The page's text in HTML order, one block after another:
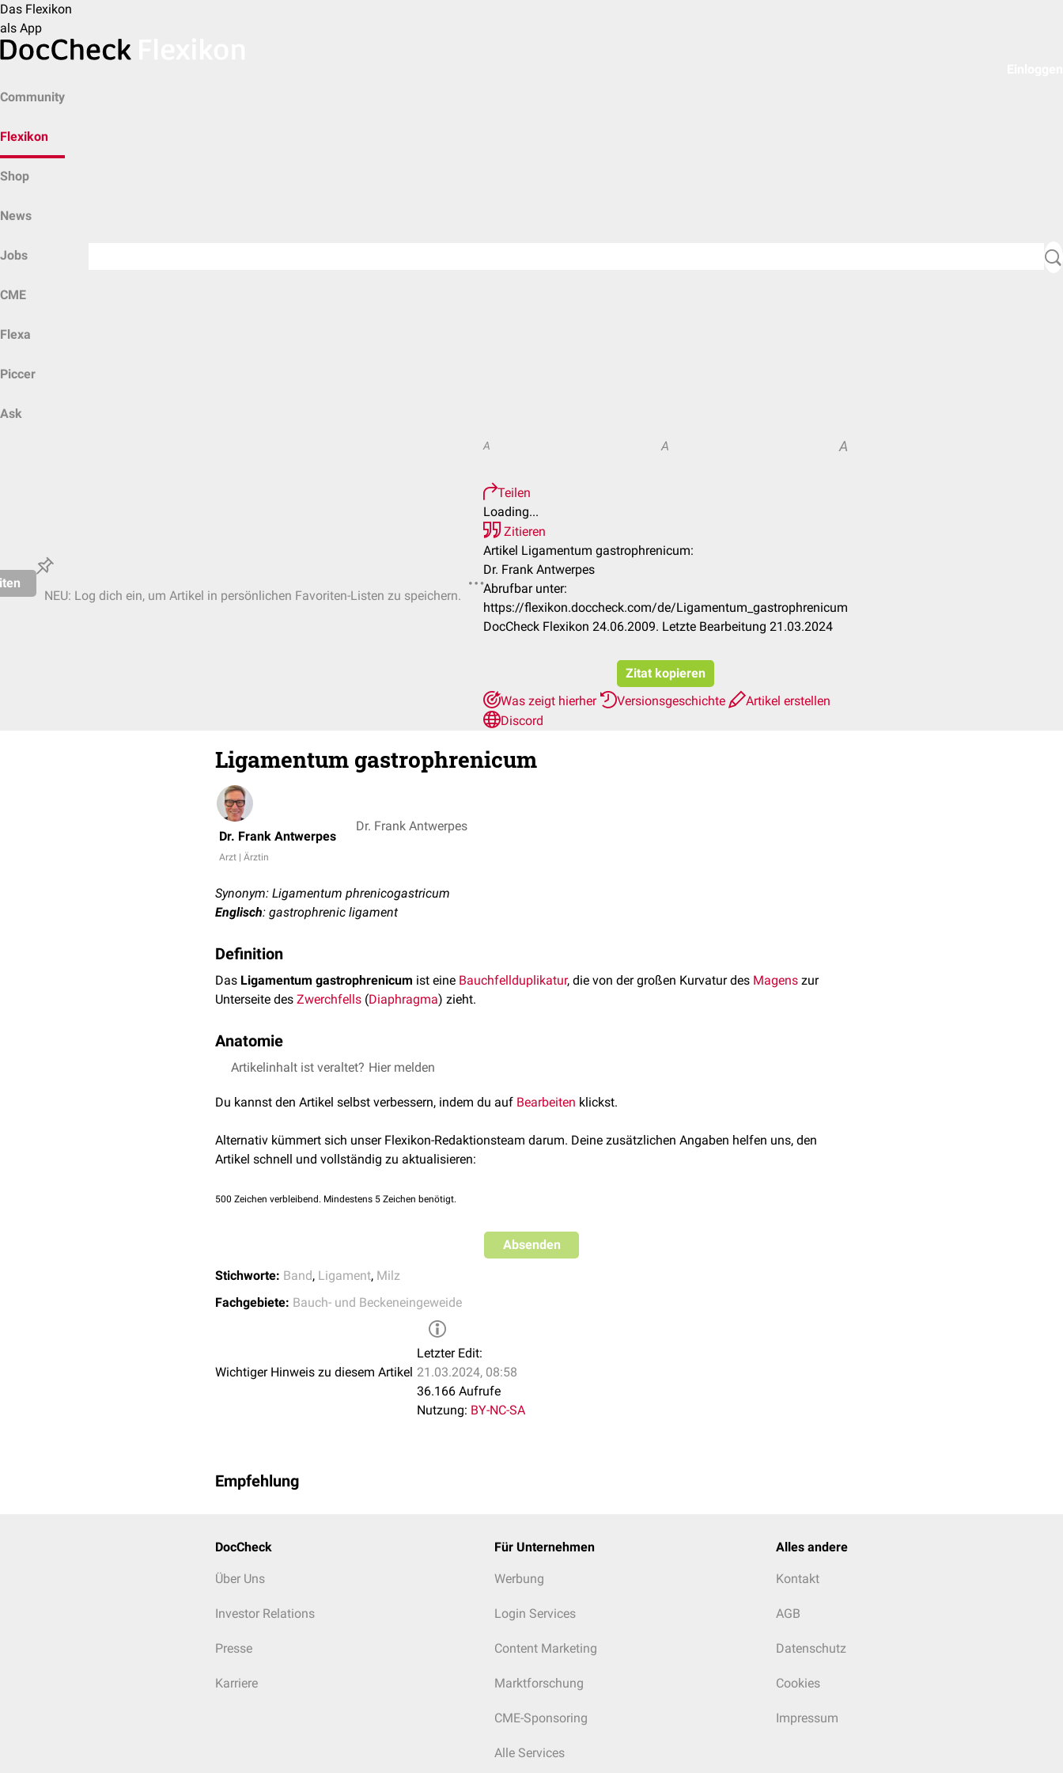
Das Flexikon
als App
Community
Flexikon
Shop
News
Jobs
CME
Flexa
Piccer
Ask
NEU: Log dich ein, um Artikel in persönlichen Favoriten-Listen zu speichern.
A A A
Teilen
Loading...
Zitieren
Artikel Ligamentum gastrophrenicum:
Dr. Frank Antwerpes
Abrufbar unter:
https://flexikon.doccheck.com/de/Ligamentum_gastrophrenicum
DocCheck Flexikon 24.06.2009. Letzte Bearbeitung 21.03.2024
Zitat kopieren
Was zeigt hierher
Versionsgeschichte
Artikel erstellen
Discord
Ligamentum gastrophrenicum
Dr. Frank Antwerpes
Arzt | Ärztin
Dr. Frank Antwerpes
Synonym: Ligamentum phrenicogastricum
Englisch: gastrophrenic ligament
Definition
Das Ligamentum gastrophrenicum ist eine Bauchfellduplikatur, die von der großen Kurvatur des Magens zur
Unterseite des Zwerchfells (Diaphragma) zieht.
Anatomie
Das Ligamentum gastrophrenicum ist ein Teil des
Artikelinhalt ist veraltet? Hier melden
Du kannst den Artikel selbst verbessern, indem du auf Bearbeiten klickst.
Alternativ kümmert sich unser Flexikon-Redaktionsteam darum. Deine zusätzlichen Angaben helfen uns, den
Artikel schnell und vollständig zu aktualisieren:
500 Zeichen verbleibend. Mindestens 5 Zeichen benötigt.
Absenden
Stichworte: Band, Ligament, Milz
Fachgebiete: Bauch- und Beckeneingeweide
Wichtiger Hinweis zu diesem Artikel
Letzter Edit:
21.03.2024, 08:58
36.166 Aufrufe
Nutzung: BY-NC-SA
Empfehlung
DocCheck
Über Uns
Investor Relations
Presse
Karriere
Für Unternehmen
Werbung
Login Services
Content Marketing
Marktforschung
CME-Sponsoring
Alle Services
Alles andere
Kontakt
AGB
Datenschutz
Cookies
Impressum